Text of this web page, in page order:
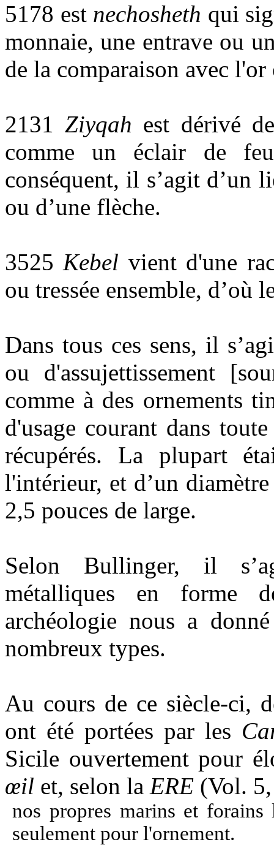
5178 est nechosheth qui
monnaie, une entrave ou
de la comparaison avec
2131Ziyqah est dérivé
comme un éclair de
conséquent, il s’agit d’un
ou d’une flèche.
3525Kebel vient d'une
ou tressée ensemble, d’où
Dans tous ces sens, il
ou d'assujettissement
comme à des ornements
d'usage courant dans
récupérés. La plupart
l'intérieur, et d’un
2,5 pouces de large.
Selon Bullinger, il
métalliques en forme
archéologie nous a
nombreux types.
Au cours de ce siècle-ci,
ont été portées par les
Sicile ouvertement pour
œil et, selon la ERE (Vol.
nos propres marins et
seulement pour l'ornement.